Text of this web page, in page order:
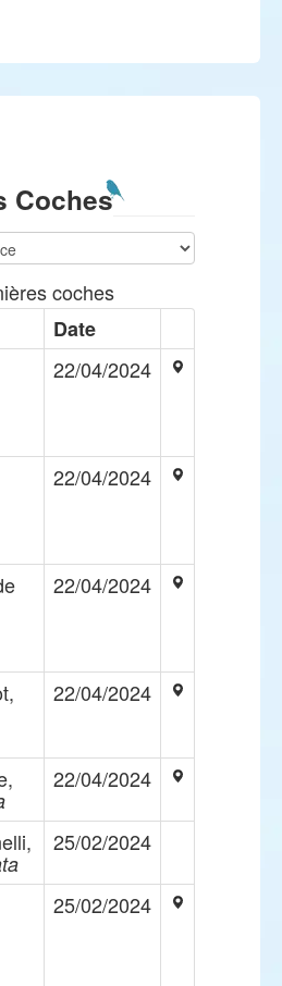
Coches
coches
Date
22/04/2024
22/04/2024
22/04/2024
22/04/2024
22/04/2024
25/02/2024
25/02/2024